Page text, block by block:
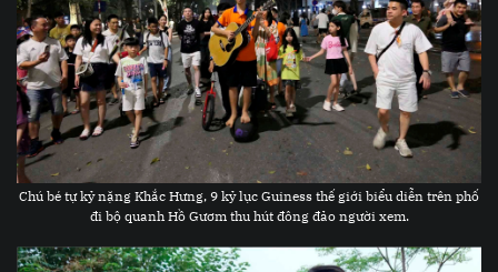
Chú bé tự kỷ nặng Khắc Hưng, 9 kỷ lục Guiness thế giới biểu diễn trên phố
đi bộ quanh Hồ Gươm thu hút đông đảo người xem.